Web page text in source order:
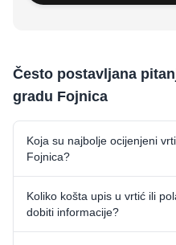
Često postavljana
gradu Fojnica
Koja su najbolje ocijenjeni
Fojnica?
Koliko košta upis u vrtić ili
dobiti informacije?